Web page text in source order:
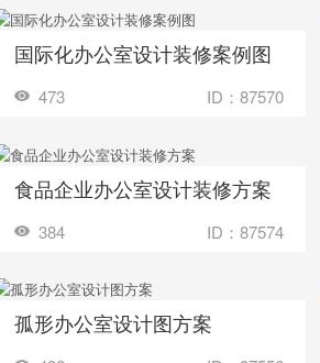
收藏 装修成这样要花多少钱？
国际化办公室设计装修案例图
473 ID：87570
收藏 装修成这样要花多少钱？
食品企业办公室设计装修方案
384 ID：87574
收藏 装修成这样要花多少钱？
孤形办公室设计图方案